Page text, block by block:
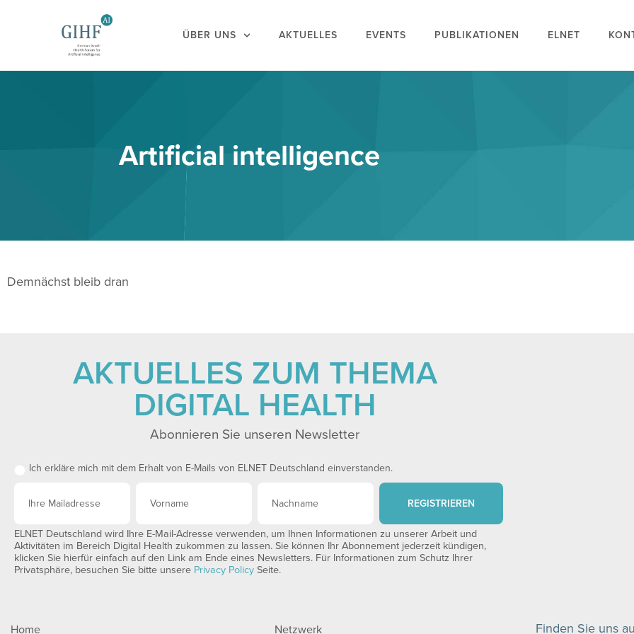
ÜBER UNS AKTUELLES EVENTS PUBLIKATIONEN ELNET
Artificial intelligence
Demnächst bleib dran
AKTUELLES ZUM THEMA
DIGITAL HEALTH
Abonnieren Sie unseren Newsletter
Ich erkläre mich mit dem Erhalt von E-Mails von ELNET Deutschland einverstanden.
REGISTRIEREN
ELNET Deutschland wird Ihre E-Mail-Adresse verwenden, um Ihnen Informationen zu unserer Arbeit und
Aktivitäten im Bereich Digital Health zukommen zu lassen. Sie können Ihr Abonnement jederzeit kündigen,
klicken Sie hierfür einfach auf den Link am Ende eines Newsletters. Für Informationen zum Schutz Ihrer
Privatsphäre, besuchen Sie bitte unsere Privacy Policy Seite.
Home Netzwerk Finden Sie uns